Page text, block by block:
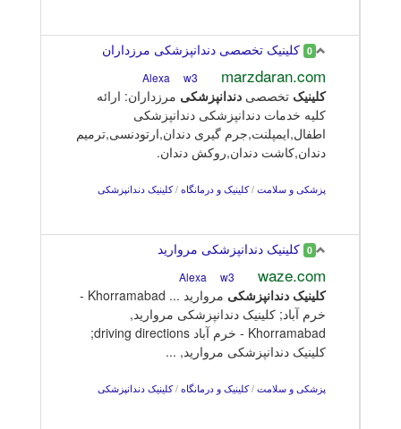
0 کلینیک تخصصی دندانپزشکی مرزداران
marzdaran.com
w3
کلینیک تخصصی دندانپزشکی مرزداران: ارائه
کلیه خدمات دندانپزشکی دندانپزشکی
اطفال,ایمپلنت,جرم گیری دندان,ارتودنسی,ترمیم
دندان,کاشت دندان,روکش دندان.
پزشکی و سلامت /کلینیک و درمانگاه /کلینیک دندانپزشکی
0 کلینیک دندانپزشکی مروارید
waze.com
w3
کلینیک دندانپزشکی
مروارید ... Khorramabad -
خرم آباد; کلینیک دندانپزشکی مروارید,
Khorramabad - خرم آباد driving directions;
کلینیک دندانپزشکی مروارید, ...
پزشکی و سلامت /کلینیک و درمانگاه /کلینیک دندانپزشکی